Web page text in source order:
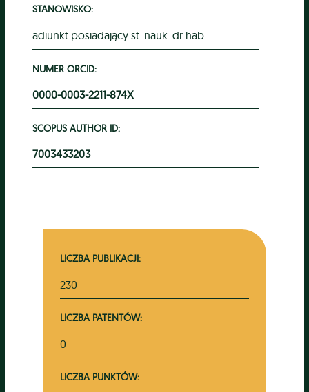
STANOWISKO:
adiunkt posiadający st. nauk. dr hab.
NUMER ORCID:
0000-0003-2211-874X
SCOPUS AUTHOR ID:
7003433203
LICZBA PUBLIKACJI:
230
LICZBA PATENTÓW:
0
LICZBA PUNKTÓW: